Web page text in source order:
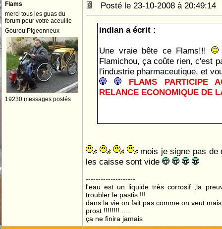
Flams
merci tous les guas du
forum pour votre aceuille
Gourou Pigeonneux
19230 messages postés
Posté le 23-10-2008 à
indian a écrit :
Une vraie bête ce Flams!!!
Flamichou, ça coûte rien, c'est
l'industrie pharmaceutique, et
FLAMS PARTICIPE
RELANCE ECONOMIQUE DE
mois je signe pas de
les caisse sont vide
--------------------
l'eau est un liquide très corrosif ,la
troubler le pastis !!!
dans la vie on fait pas comme on veut
prost !!!!!!!! .....
ça ne finira jamais